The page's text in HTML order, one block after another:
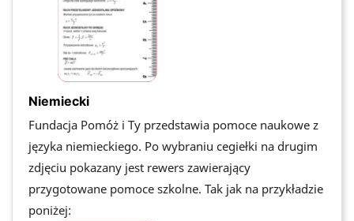
Niemiecki
Fundacja Pomóż i Ty przedstawia pomoce naukowe z
języka niemieckiego. Po wybraniu cegiełki na drugim
zdjęciu pokazany jest rewers zawierający
przygotowane pomoce szkolne. Tak jak na przykładzie
poniżej: